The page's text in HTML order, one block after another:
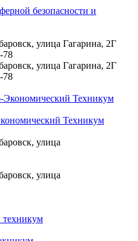
безопасности и
улица Гагарина, 2Г
78
улица Гагарина, 2Г
78
Техникум
улица
улица